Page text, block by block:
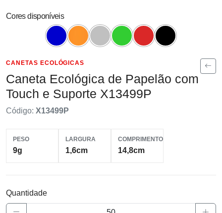
Cores disponíveis
CANETAS ECOLÓGICAS
Caneta Ecológica de Papelão com
Touch e Suporte X13499P
Código: X13499P
PESO
9g
LARGURA
1,6cm
COMPRIMENTO
14,8cm
Quantidade